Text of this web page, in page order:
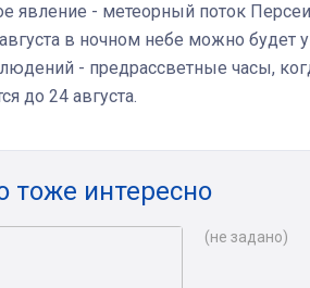
явление - метеорный поток
в ночном небе можно
- предрассветные часы,
до 24 августа.
тоже интересно
(не задано)